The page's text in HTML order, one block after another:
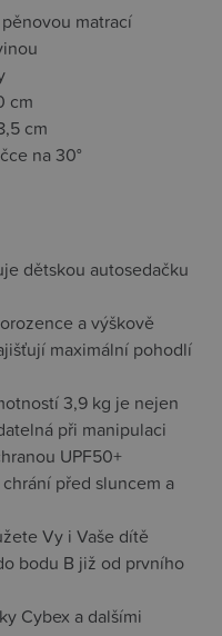
matrací
cm
cm
na 30°
dětskou autosedačku
a výškově
maximální pohodlí
3,9 kg je nejen
při manipulaci
UPF50+
před sluncem a
Vy i Vaše dítě
bodu B již od prvního
Cybex a dalšími